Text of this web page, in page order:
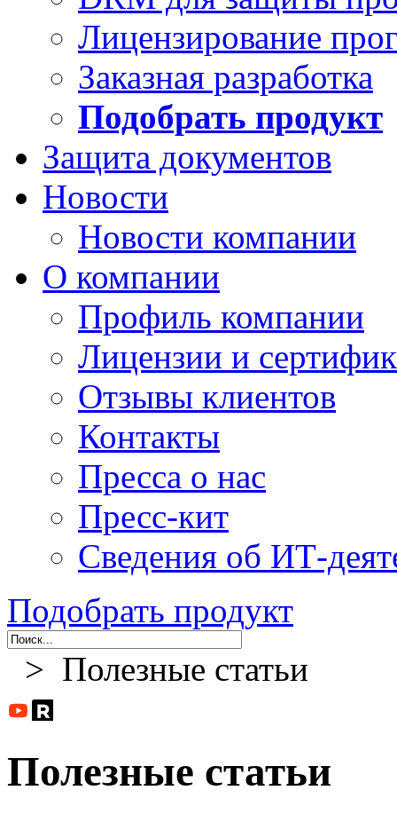
Лицензирование
Заказная разработка
Подобрать продукт
Защита документов
Новости
Новости компании
О компании
Профиль компании
Лицензии и
Отзывы клиентов
Контакты
Пресса о нас
Пресс-кит
Сведения об ИТ-
Подобрать продукт
> Полезные статьи
Полезные статьи